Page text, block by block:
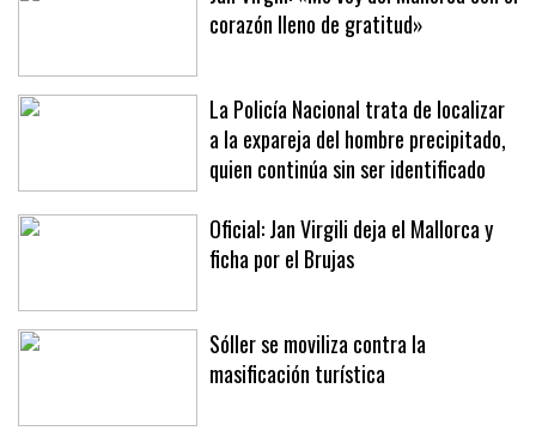
Jan Virgili: «Me voy del Mallorca con el
La Policía Nacional trata de localizar
a la expareja del hombre precipitado,
quien continúa sin ser identificado
Oficial: Jan Virgili deja el Mallorca y
Sóller se moviliza contra la